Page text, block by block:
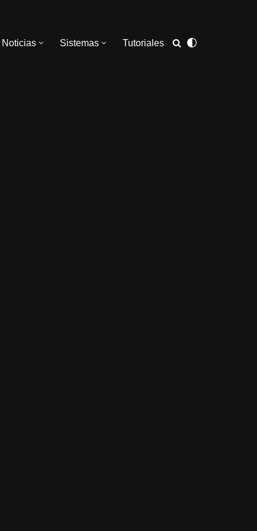
Noticias Sistemas Tutoriales